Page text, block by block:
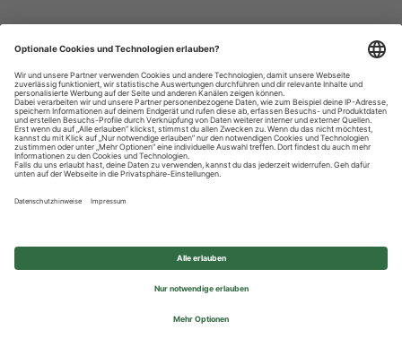
Datenschutzhinweise
Impressum
Privatsphäre-Einstellungen
© 2026 REWE Group - All rights reserved